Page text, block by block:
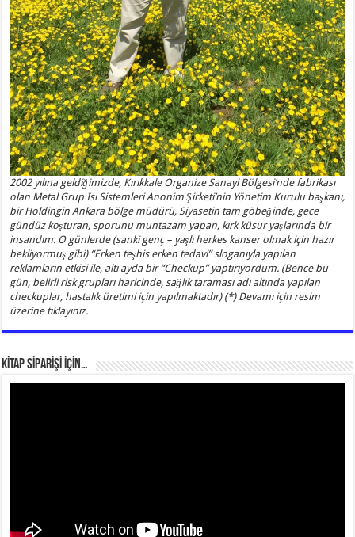
2002 yılına geldiğimizde, Kırıkkale Organize Sanayi Bölgesi’nde fabrikası
olan Metal Grup Isı Sistemleri Anonim Şirketi’nin Yönetim Kurulu başkanı,
bir Holdingin Ankara bölge müdürü, Siyasetin tam göbeğinde, gece
gündüz koşturan, sporunu muntazam yapan, kırk küsur yaşlarında bir
insandım. O günlerde (sanki genç – yaşlı herkes kanser olmak için hazır
bekliyormuş gibi) “Erken teşhis erken tedavi” sloganıyla yapılan
reklamların etkisi ile, altı ayda bir “Checkup” yaptırıyordum. (Bence bu
gün, belirli risk grupları haricinde, sağlık taraması adı altında yapılan
checkuplar, hastalık üretimi için yapılmaktadır) (*) Devamı için resim
üzerine tıklayınız.
KİTAP SİPARİŞİ İÇİN…